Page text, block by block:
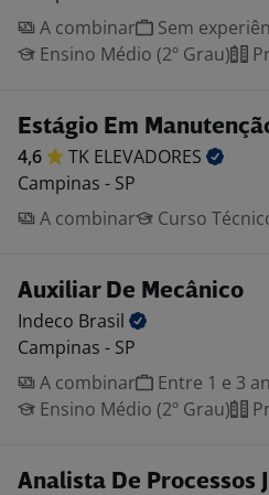
A combinar
Sem
Ensino Médio (2º Grau)
Estágio Em
4,6 TK ELEVADORES
Campinas - SP
A combinar
Curso
Auxiliar De Mecânico
Indeco Brasil
Campinas - SP
A combinar
Entre 1 e 3
Ensino Médio (2º Grau)
Analista De Processos